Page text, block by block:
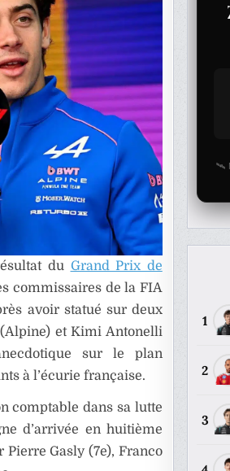
du Grand Prix de
commissaires de la FIA
avoir statué sur deux
et Kimi Antonelli
sur le plan
à l’écurie française.
comptable dans sa lutte
d’arrivée en huitième
Gasly (7e), Franco
🛰️
1
2
3